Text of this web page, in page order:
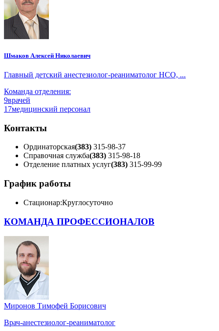
Шмаков Алексей Николаевич
Главный детский анестезиолог-реаниматолог НСО, ...
Команда отделения:
9врачей
17медицинский персонал
Контакты
Ординаторская(383) 315-98-37
Справочная служба(383) 315-98-18
Отделение платных услуг(383) 315-99-99
График работы
Стационар:Круглосуточно
КОМАНДА ПРОФЕССИОНАЛОВ
Миронов Тимофей Борисович
Врач-анестезиолог-реаниматолог